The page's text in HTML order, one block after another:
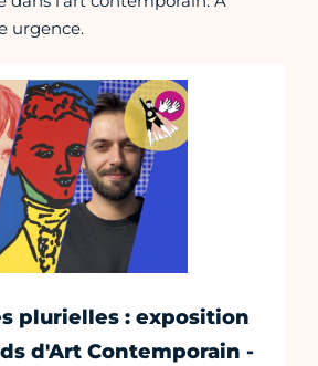
urgence.
plurielles : exposition
d'Art Contemporain -